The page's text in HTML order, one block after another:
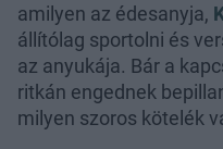
amilyen az édesanyja,
állítólag sportolni és
az anyukája. Bár a
ritkán engednek
milyen szoros kötelék